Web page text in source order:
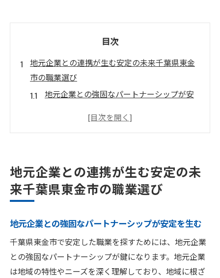
目次
地元企業との連携が生む安定の未来千葉県東金
市の職業選び
地元企業との強固なパートナーシップが安
地域密着型の企業戦略とは？
地元企業の発展と地域経済の活性化
持続可能な地域社会を目指した企業の取り
地域特性を活かした安定職業東金市での成功の
秘訣
地域特性を活かした職業選びのポイント
千葉県東金市の特色ある産業分野とは
地元企業との連携が生む安定の未
来千葉県東金市の職業選び
地元企業との強固なパートナーシップが安定を生む
千葉県東金市で安定した職業を探すためには、地元企業
との強固なパートナーシップが鍵になります。地元企業
は地域の特性やニーズを深く理解しており、地域に根ざ